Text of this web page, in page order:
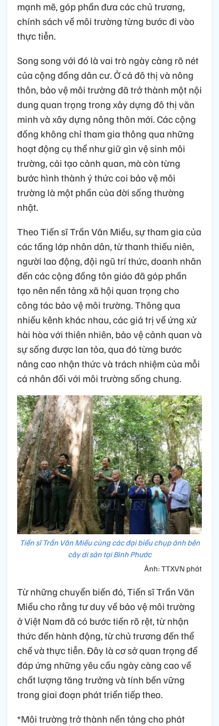
mạnh mẽ, góp phần đưa các chủ trương,
chính sách về môi trường từng bước đi vào
thực tiễn.
Song song với đó là vai trò ngày càng rõ nét
của cộng đồng dân cư. Ở cả đô thị và nông
thôn, bảo vệ môi trường đã trở thành một nội
dung quan trọng trong xây dựng đô thị văn
minh và xây dựng nông thôn mới. Các cộng
đồng không chỉ tham gia thông qua những
hoạt động cụ thể như giữ gìn vệ sinh môi
trường, cải tạo cảnh quan, mà còn từng
bước hình thành ý thức coi bảo vệ môi
trường là một phần của đời sống thường
nhật.
Theo Tiến sĩ Trần Văn Miều, sự tham gia của
các tầng lớp nhân dân, từ thanh thiếu niên,
người lao động, đội ngũ trí thức, doanh nhân
đến các cộng đồng tôn giáo đã góp phần
tạo nên nền tảng xã hội quan trọng cho
công tác bảo vệ môi trường. Thông qua
nhiều kênh khác nhau, các giá trị về ứng xử
hài hòa với thiên nhiên, bảo vệ cảnh quan và
sự sống được lan tỏa, qua đó từng bước
nâng cao nhận thức và trách nhiệm của mỗi
cá nhân đối với môi trường sống chung.
Tiến sĩ Trần Văn Miều cùng các đại biểu chụp ảnh bên
cây di sản tại Bình Phước
Ảnh: TTXVN phát
Từ những chuyển biến đó, Tiến sĩ Trần Văn
Miều cho rằng tư duy về bảo vệ môi trường
ở Việt Nam đã có bước tiến rõ rệt, từ nhận
thức đến hành động, từ chủ trương đến thể
chế và thực tiễn. Đây là cơ sở quan trọng để
đáp ứng những yêu cầu ngày càng cao về
chất lượng tăng trưởng và tính bền vững
trong giai đoạn phát triển tiếp theo.
*Môi trường trở thành nền tảng cho phát